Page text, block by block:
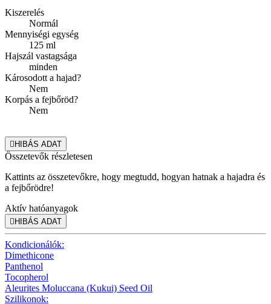
Kiszerelés
Normál
Mennyiségi egység
125 ml
Hajszál vastagsága
minden
Károsodott a hajad?
Nem
Korpás a fejbőröd?
Nem
 HIBÁS ADAT
Összetevők részletesen
Kattints az összetevőkre, hogy megtudd, hogyan hatnak a hajadra és
a fejbőrödre!
Aktív hatóanyagok
 HIBÁS ADAT
Kondicionálók:
Dimethicone
Panthenol
Tocopherol
Aleurites Moluccana (Kukui) Seed Oil
Szilikonok: